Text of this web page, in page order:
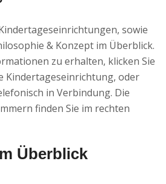
sowie
& Konzept im Überblick.
zu erhalten, klicken Sie
Kindertageseinrichtung, oder
in Verbindung. Die
finden Sie im rechten
Überblick